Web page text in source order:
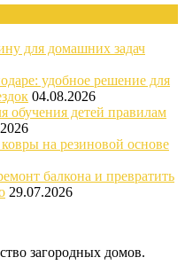
для домашних задач
удобное решение для
04.08.2026
обучения детей правилам
на резиновой основе
балкона и превратить
29.07.2026
загородных домов.